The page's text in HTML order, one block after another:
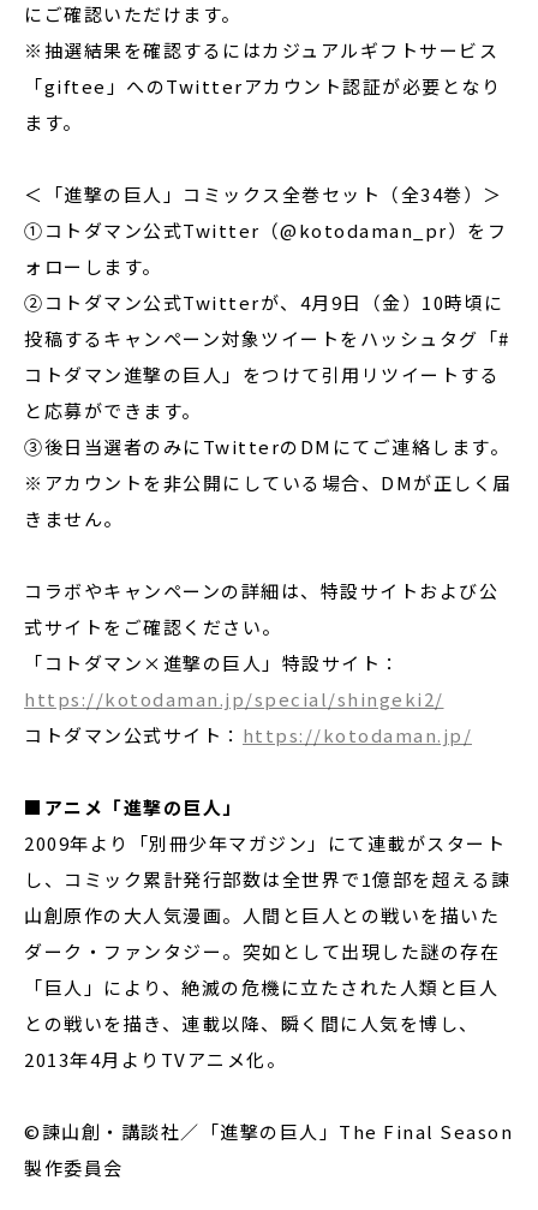
にご確認いただけます。
※抽選結果を確認するにはカジュアルギフトサービス
「giftee」へのTwitterアカウント認証が必要となり
ます。
＜「進撃の巨人」コミックス全巻セット（全34巻）＞
①コトダマン公式Twitter（@kotodaman_pr）をフ
ォローします。
②コトダマン公式Twitterが、4月9日（金）10時頃に
投稿するキャンペーン対象ツイートをハッシュタグ「#
コトダマン進撃の巨人」をつけて引用リツイートする
と応募ができます。
③後日当選者のみにTwitterのDMにてご連絡します。
※アカウントを非公開にしている場合、DMが正しく届
きません。
コラボやキャンペーンの詳細は、特設サイトおよび公
式サイトをご確認ください。
「コトダマン×進撃の巨人」特設サイト：
https://kotodaman.jp/special/shingeki2/
コトダマン公式サイト： https://kotodaman.jp/
■ アニメ「進撃の巨人」
2009年より「別冊少年マガジン」にて連載がスタート
し、コミック累計発行部数は全世界で1億部を超える諫
山創原作の大人気漫画。人間と巨人との戦いを描いた
ダーク・ファンタジー。突如として出現した謎の存在
「巨人」により、絶滅の危機に立たされた人類と巨人
との戦いを描き、連載以降、瞬く間に人気を博し、
2013年4月よりTVアニメ化。
©諫山創・講談社／「進撃の巨人」The Final Season
製作委員会